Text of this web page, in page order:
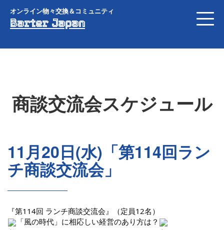
オンライン物々交換＆コミュニティ
Barter Japan
商談交流会スケジュール
11月20日(水)「第114回ラン
チ商談交流会」
『第114回 ランチ商談交流会』（定員12名）
「風の時代」に相応しい経営のあり方は？